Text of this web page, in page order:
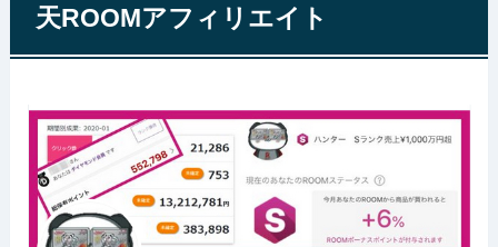
天ROOMアフィリエイト